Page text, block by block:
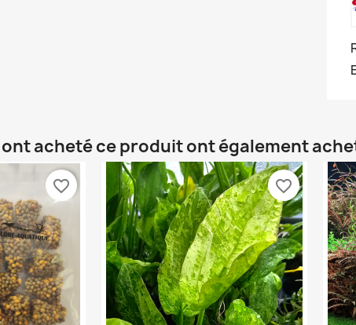
acheté ce produit ont également
favorite_border favorite_border